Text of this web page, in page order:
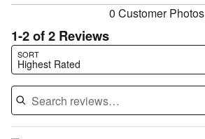
0 Customer Photos
1-2 of 2 Reviews
SORT
Highest Rated
Search reviews…